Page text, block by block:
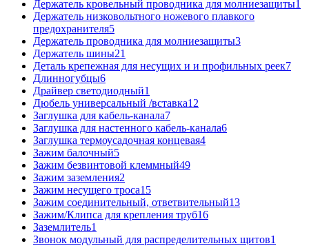
Держатель кровельный проводника для молниезащиты1
Держатель низковольтного ножевого плавкого
предохранителя5
Держатель проводника для молниезащиты3
Держатель шины21
Деталь крепежная для несущих и и профильных реек7
Длинногубцы6
Драйвер светодиодный1
Дюбель универсальный /вставка12
Заглушка для кабель-канала7
Заглушка для настенного кабель-канала6
Заглушка термоусадочная концевая4
Зажим балочный5
Зажим безвинтовой клеммный49
Зажим заземления2
Зажим несущего троса15
Зажим соединительный, ответвительный13
Зажим/Клипса для крепления труб16
Заземлитель1
Звонок модульный для распределительных щитов1